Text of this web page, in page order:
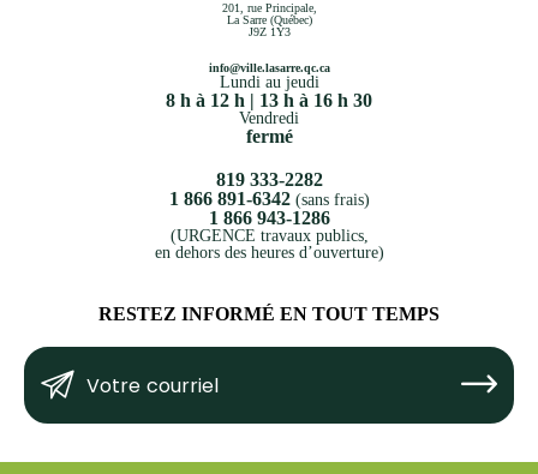
201, rue Principale,
La Sarre (Québec)
J9Z 1Y3
info@ville.lasarre.qc.ca
Lundi au jeudi
8 h à 12 h | 13 h à 16 h 30
Vendredi
fermé
819 333-2282
1 866 891-6342(sans frais)
1 866 943-1286
(URGENCE travaux publics,
en dehors des heures d’ouverture)
RESTEZ INFORMÉ EN TOUT TEMPS
Votre
courriel
(Nécessaire)
Submit